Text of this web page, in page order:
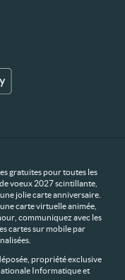
gratuites pour toutes les
voeux 2027 scintillante,
jolie carte anniversaire.
carte virtuelle animée,
communiquez avec les
cartes sur mobile par
propriété exclusive
Informatique et